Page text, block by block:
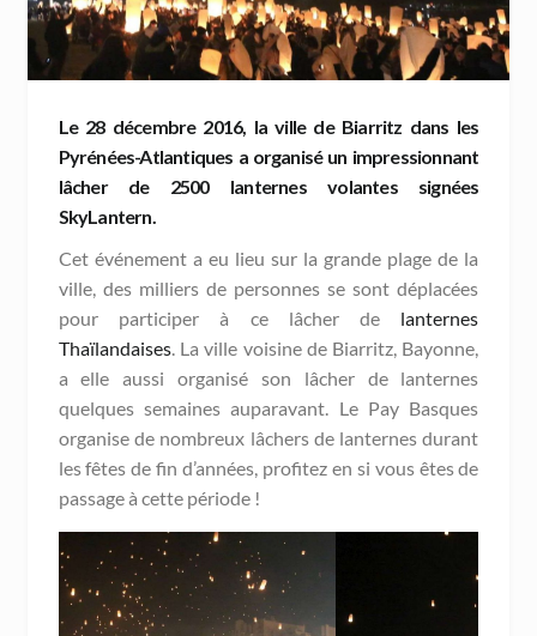
Le 28 décembre 2016, la ville de Biarritz dans les
Pyrénées-Atlantiques a organisé un impressionnant
lâcher de 2500 lanternes volantessignées
SkyLantern.
Cet événement a eu lieu sur la grande plage de la
ville, des milliers de personnes se sont déplacées
pour participer à ce lâcher de lanternes
Thaïlandaises. La ville voisine de Biarritz, Bayonne,
a elle aussi organisé son lâcher de lanternes
quelques semaines auparavant. Le Pay Basques
organise de nombreux lâchers de lanternes durant
les fêtes de fin d’années, profitez en si vous êtes de
passage à cette période !